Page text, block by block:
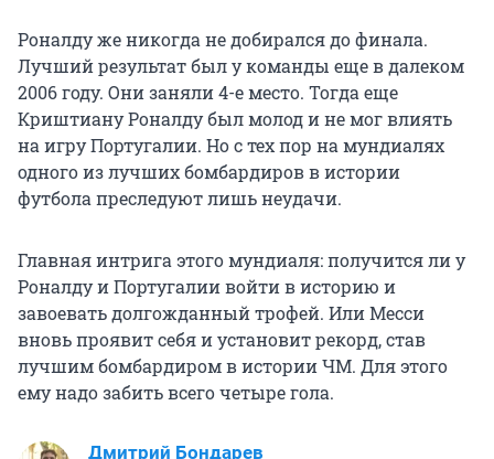
Роналду же никогда не добирался до финала.
Лучший результат был у команды еще в далеком
2006 году. Они заняли4-еместо. Тогда еще
Криштиану Роналду был молод и не мог влиять
на игру Португалии. Но с тех пор на мундиалях
одного из лучших бомбардиров в истории
футбола преследуют лишь неудачи.
Главная интрига этого мундиаля: получится ли у
Роналду и Португалии войти в историю и
завоевать долгожданный трофей. Или Месси
вновь проявит себя и установит рекорд, став
лучшим бомбардиром в истории ЧМ. Для этого
ему надо забить всего четыре гола.
Дмитрий Бондарев